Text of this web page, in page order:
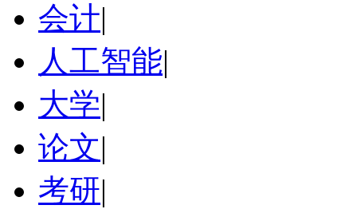
会计|
人工智能|
大学|
论文|
考研|